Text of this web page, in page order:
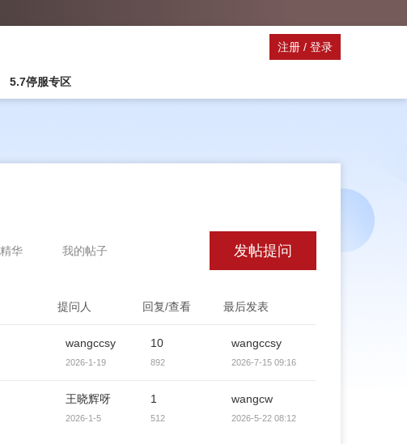
注册 / 登录
5.7停服专区
精华 我的帖子 发帖提问
提问人 回复/查看 最后发表
wangccsy
2026-1-19
10
892
wangccsy
2026-7-15 09:16
王晓辉呀
2026-1-5
1
512
wangcw
2026-5-22 08:12